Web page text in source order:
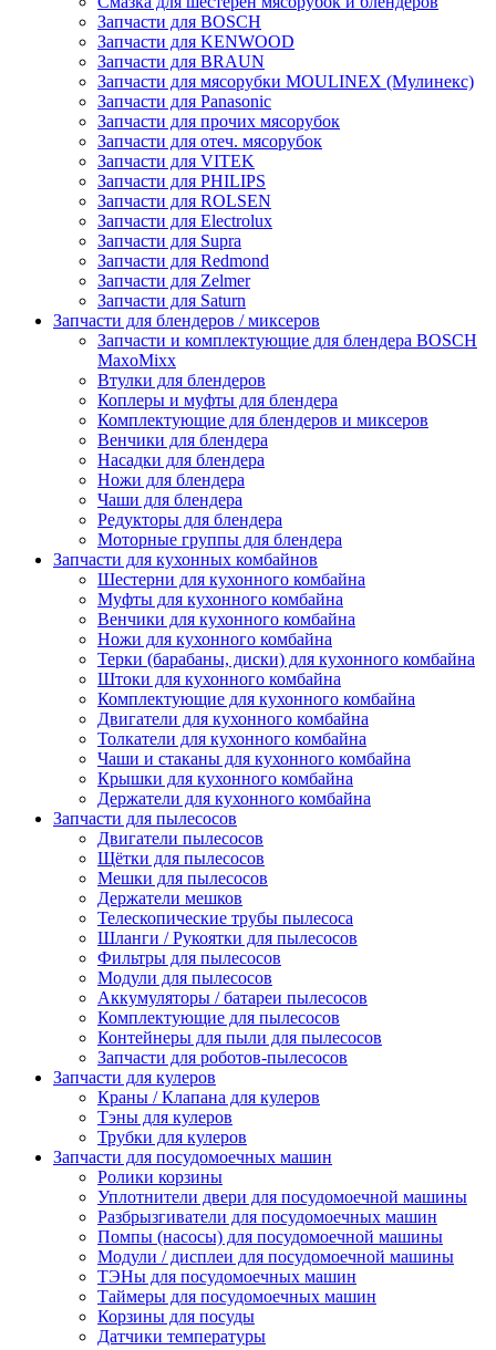
Запчасти для BOSCH
Запчасти для KENWOOD
Запчасти для BRAUN
Запчасти для мясорубки MOULINEX (Мулинекс)
Запчасти для Panasonic
Запчасти для прочих мясорубок
Запчасти для отеч. мясорубок
Запчасти для VITEK
Запчасти для PHILIPS
Запчасти для ROLSEN
Запчасти для Electrolux
Запчасти для Supra
Запчасти для Redmond
Запчасти для Zelmer
Запчасти для Saturn
Запчасти для блендеров / миксеров
Запчасти и комплектующие для блендера BOSCH
MaxoMixx
Втулки для блендеров
Коплеры и муфты для блендера
Комплектующие для блендеров и миксеров
Венчики для блендера
Насадки для блендера
Ножи для блендера
Чаши для блендера
Редукторы для блендера
Моторные группы для блендера
Запчасти для кухонных комбайнов
Шестерни для кухонного комбайна
Муфты для кухонного комбайна
Венчики для кухонного комбайна
Ножи для кухонного комбайна
Терки (барабаны, диски) для кухонного комбайна
Штоки для кухонного комбайна
Комплектующие для кухонного комбайна
Двигатели для кухонного комбайна
Толкатели для кухонного комбайна
Чаши и стаканы для кухонного комбайна
Крышки для кухонного комбайна
Держатели для кухонного комбайна
Запчасти для пылесосов
Двигатели пылесосов
Щётки для пылесосов
Мешки для пылесосов
Держатели мешков
Телескопические трубы пылесоса
Шланги / Рукоятки для пылесосов
Фильтры для пылесосов
Модули для пылесосов
Аккумуляторы / батареи пылесосов
Комплектующие для пылесосов
Контейнеры для пыли для пылесосов
Запчасти для роботов-пылесосов
Запчасти для кулеров
Краны / Клапана для кулеров
Тэны для кулеров
Трубки для кулеров
Запчасти для посудомоечных машин
Ролики корзины
Уплотнители двери для посудомоечной машины
Разбрызгиватели для посудомоечных машин
Помпы (насосы) для посудомоечной машины
Модули / дисплеи для посудомоечной машины
ТЭНы для посудомоечных машин
Таймеры для посудомоечных машин
Корзины для посуды
Датчики температуры